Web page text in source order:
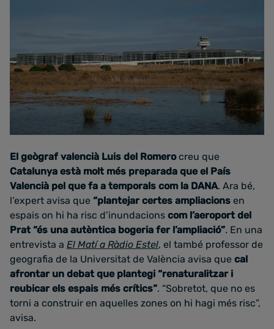
El geògraf valencià Luis del Romerocreu que
Catalunya està molt més preparada que el País
Valencià pel que fa a temporals com la DANA. Ara bé,
l’expert avisa que “plantejar certes ampliacions en
espais on hi ha risc d’inundacions com l’aeroport del
Prat “és una autèntica bogeria fer l’ampliació”. En una
entrevista a El Matí a Ràdio Estel, el també professor de
geografia de la Universitat de València avisa que cal
afrontar un debat que plantegi “renaturalitzar i
reubicar els espais més crítics”. “Sobretot, que no es
torni a construir en aquelles zones on hi hagi més risc”,
avisa.